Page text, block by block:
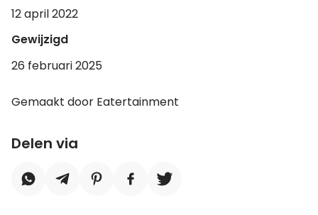
12 april 2022
Gewijzigd
26 februari 2025
Gemaakt door Eatertainment
Delen via